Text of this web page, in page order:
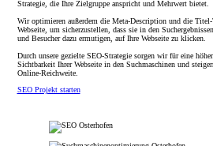
Strategie, die Ihre Zielgruppe anspricht und Mehrwert bietet.
Wir optimieren außerdem die Meta-Description und die Titel-
Webseite, um sicherzustellen, dass sie in den
und Besucher dazu ermutigen, auf Ihre Webseite zu klicken.
Durch unsere gezielte SEO-Strategie sorgen wir für eine
Sichtbarkeit Ihrer Webseite in den Suchmaschinen und
Online-Reichweite.
SEO Projekt starten